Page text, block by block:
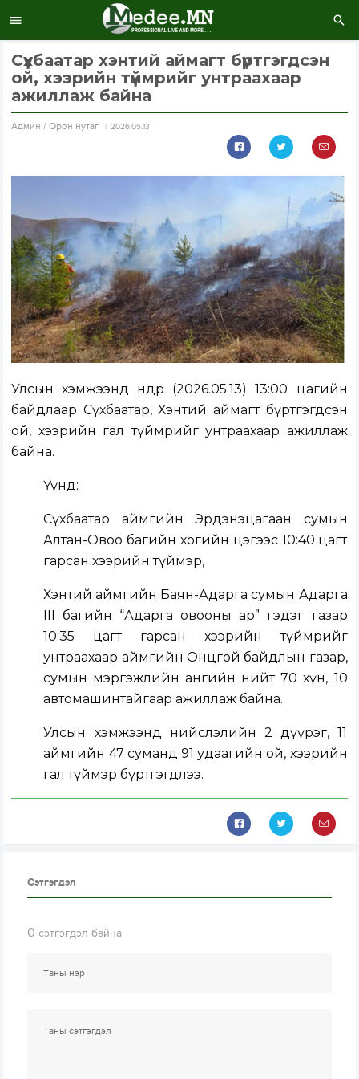
Сүхбаатар хэнтий аймагт бүртгэгдсэн
ой, хээрийн түймрийг унтраахаар
ажиллаж байна
Aдмин / Орон нутаг 2026.05.13
Улсын хэмжээнд өнөөдөр (2026.05.13) 13:00 цагийн
байдлаар Сүхбаатар, Хэнтий аймагт бүртгэгдсэн
ой, хээрийн гал түймрийг унтраахаар ажиллаж
байна.
Үүнд:
Сүхбаатар аймгийн Эрдэнэцагаан сумын
Алтан-Овоо багийн хогийн цэгээс 10:40 цагт
гарсан хээрийн түймэр,
Хэнтий аймгийн Баян-Адарга сумын Адарга
III багийн “Адарга овооны ар” гэдэг газар
10:35 цагт гарсан хээрийн түймрийг
унтраахаар аймгийн Онцгой байдлын газар,
сумын мэргэжлийн ангийн нийт 70 хүн, 10
автомашинтайгаар ажиллаж байна.
Улсын хэмжээнд нийслэлийн 2 дүүрэг, 11
аймгийн 47 суманд 91 удаагийн ой, хээрийн
гал түймэр бүртгэгдлээ.
Сэтгэгдэл
0 сэтгэгдэл байна